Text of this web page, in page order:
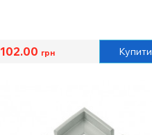
102.00 грн Купити